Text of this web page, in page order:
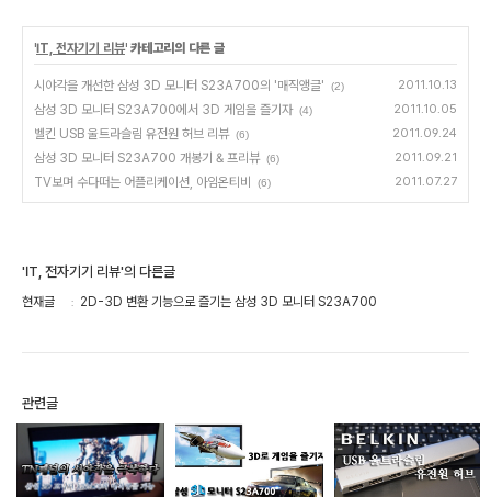
'IT, 전자기기 리뷰' 카테고리의 다른 글
시야각을 개선한 삼성 3D 모니터 S23A700의 '매직앵글' (2) 2011.10.13
삼성 3D 모니터 S23A700에서 3D 게임을 즐기자 (4) 2011.10.05
벨킨 USB 울트라슬림 유전원 허브 리뷰 (6) 2011.09.24
삼성 3D 모니터 S23A700 개봉기 & 프리뷰 (6) 2011.09.21
TV보며 수다떠는 어플리케이션, 아임온티비 (6) 2011.07.27
'IT, 전자기기 리뷰'의 다른글
현재글 2D-3D 변환 기능으로 즐기는 삼성 3D 모니터 S23A700
관련글